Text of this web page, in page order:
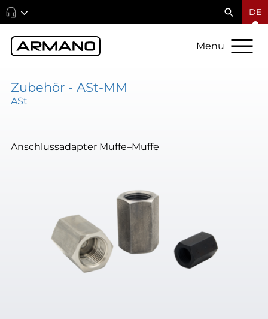
DE
Menu
Zubehör - ASt-MM
ASt
Anschlussadapter Muffe–Muffe